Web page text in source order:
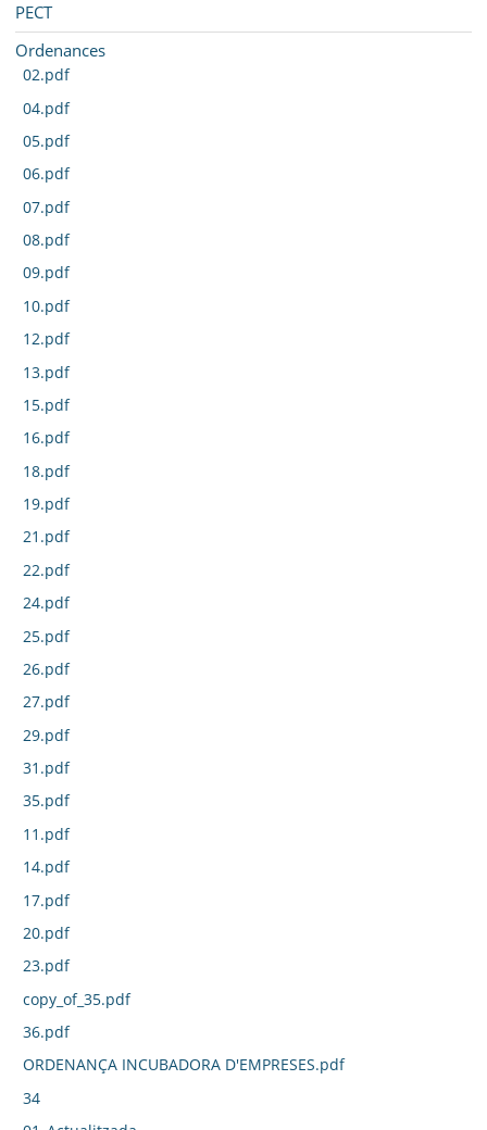
PECT
Ordenances
02.pdf
04.pdf
05.pdf
06.pdf
07.pdf
08.pdf
09.pdf
10.pdf
12.pdf
13.pdf
15.pdf
16.pdf
18.pdf
19.pdf
21.pdf
22.pdf
24.pdf
25.pdf
26.pdf
27.pdf
29.pdf
31.pdf
35.pdf
11.pdf
14.pdf
17.pdf
20.pdf
23.pdf
copy_of_35.pdf
36.pdf
ORDENANÇA INCUBADORA D'EMPRESES.pdf
34